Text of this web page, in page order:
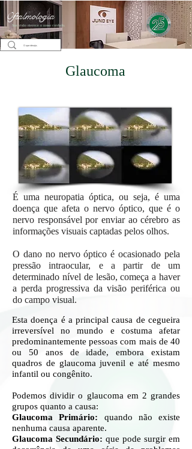
Oftalmologia
Sua visão merece o nosso cuidado.
É uma neuropatia óptica, ou seja, é uma
doença que afeta o nervo óptico, que é o
nervo responsável por enviar ao cérebro as
informações visuais captadas pelos olhos.
O dano no nervo óptico é ocasionado pela
pressão intraocular, e a partir de um
determinado nível de lesão, começa a haver
a perda progressiva da visão periférica ou
do campo visual.
Esta doença é a principal causa de cegueira
irreversível no mundo e costuma afetar
predominantemente pessoas com mais de 40
ou 50 anos de idade, embora existam
quadros de glaucoma juvenil e até mesmo
infantil ou congênito.
Podemos dividir o glaucoma em 2 grandes
grupos quanto a causa:
Glaucoma Primário: quando não existe
nenhuma causa aparente.
Glaucoma Secundário: que pode surgir em
Glaucoma